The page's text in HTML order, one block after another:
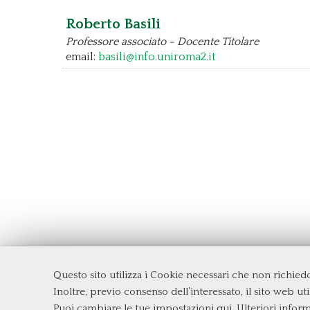
Questo sito utilizza i Cookie necessari che non
Inoltre, previo consenso dell’interessato, il sito web
Roberto Basili
Professore associato - Docente Titolare
email: basili@info.uniroma2.it
Dipartimento di Management e Diritto
Università degli Studi di RomaTor